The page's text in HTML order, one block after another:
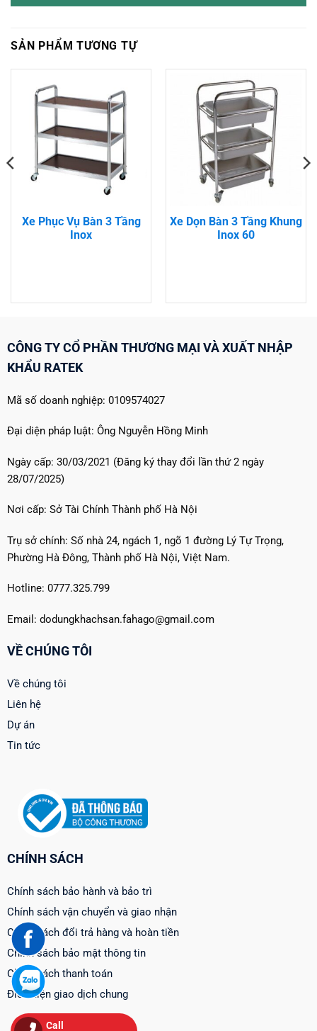
SẢN PHẨM TƯƠNG TỰ
Xe Phục Vụ Bàn 3 Tầng
Inox
Xe Dọn Bàn 3 Tầng Khung
Inox 60
CÔNG TY CỔ PHẦN THƯƠNG MẠI VÀ XUẤT NHẬP
KHẨU RATEK
Mã số doanh nghiệp: 0109574027
Đại diện pháp luật: Ông Nguyễn Hồng Minh
Ngày cấp: 30/03/2021 (Đăng ký thay đổi lần thứ 2 ngày
28/07/2025)
Nơi cấp: Sở Tài Chính Thành phố Hà Nội
Trụ sở chính: Số nhà 24, ngách 1, ngõ 1 đường Lý Tự Trọng,
Phường Hà Đông, Thành phố Hà Nội, Việt Nam.
Hotline: 0777.325.799
Email: dodungkhachsan.fahago@gmail.com
VỀ CHÚNG TÔI
Về chúng tôi
Liên hệ
Dự án
Tin tức
CHÍNH SÁCH
Chính sách bảo hành và bảo trì
Chính sách vận chuyển và giao nhận
Chính sách đổi trả hàng và hoàn tiền
Chính sách bảo mật thông tin
Chính sách thanh toán
Điều kiện giao dịch chung
Call